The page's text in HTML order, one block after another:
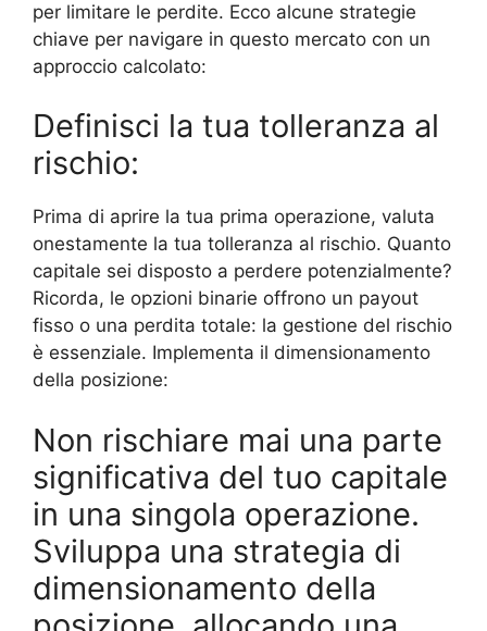
per limitare le perdite. Ecco alcune strategie
chiave per navigare in questo mercato con un
approccio calcolato:
Definisci la tua tolleranza al
rischio:
Prima di aprire la tua prima operazione, valuta
onestamente la tua tolleranza al rischio. Quanto
capitale sei disposto a perdere potenzialmente?
Ricorda, le opzioni binarie offrono un payout
fisso o una perdita totale: la gestione del rischio
è essenziale. Implementa il dimensionamento
della posizione:
Non rischiare mai una parte
significativa del tuo capitale
in una singola operazione.
Sviluppa una strategia di
dimensionamento della